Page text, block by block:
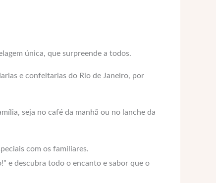
única, que surpreende a todos.
e confeitarias do Rio de Janeiro, por
seja no café da manhã ou no lanche da
com os familiares.
e descubra todo o encanto e sabor que o